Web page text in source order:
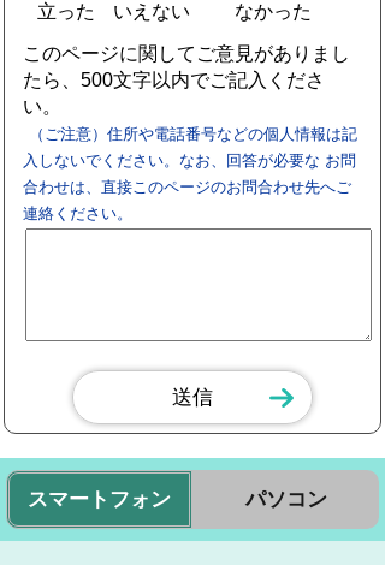
立った
いえない
なかった
このページに関してご意見がありまし
たら、500文字以内でご記入くださ
い。
（ご注意）住所や電話番号などの個人情報は記
入しないでください。なお、回答が必要な お問
合わせは、直接このページのお問合わせ先へご
連絡ください。
スマートフォン パソコン